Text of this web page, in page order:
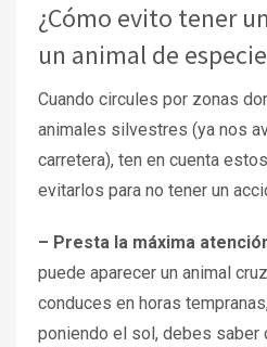
¿Cómo evito tener
un animal de
Cuando circules por zonas
animales silvestres (ya nos
carretera), ten en cuenta
evitarlos para no tener un
– Presta la máxima
puede aparecer un animal
conduces en horas
poniendo el sol, debes saber